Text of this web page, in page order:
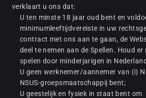
verklaart u ons dat:
U ten minste 18 jaar oud bent en
minimumleeftijdvereiste in uw
contract met ons aan te gaan, de
deel te nemen aan de Spellen. Houd er
spelen door minderjarigen in
U geen werknemer/aannemer van (i)
NSUS-groepsmaatschappij bent;
U geestelijk en fysiek in staat bent om